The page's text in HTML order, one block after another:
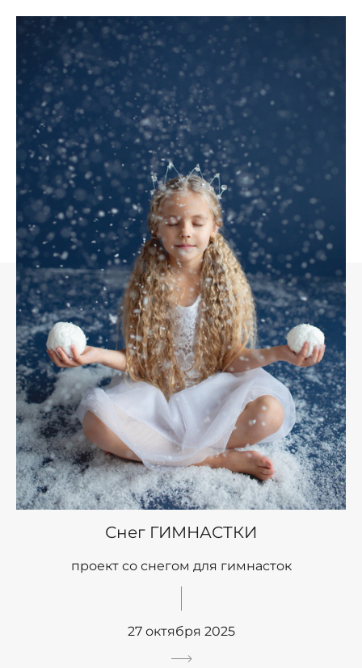
Снег ГИМНАСТКИ
проект со снегом для гимнасток
27 октября 2025